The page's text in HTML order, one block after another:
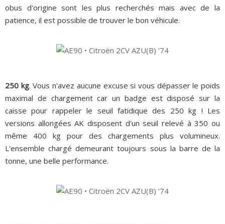
obus d'origine sont les plus recherchés mais avec de la
patience, il est possible de trouver le bon véhicule.
250 kg. Vous n'avez aucune excuse si vous dépasser le poids
maximal de chargement car un badge est disposé sur la
caisse pour rappeler le seuil fatidique des 250 kg ! Les
versions allongées AK disposent d'un seuil relevé à 350 ou
même 400 kg pour des chargements plus volumineux.
L'ensemble chargé demeurant toujours sous la barre de la
tonne, une belle performance.